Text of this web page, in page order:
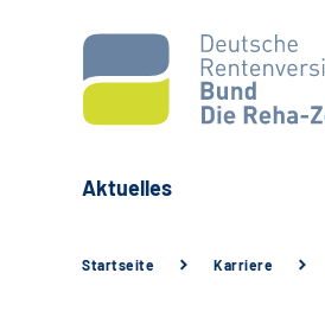
Aktuelles
Startseite Karriere